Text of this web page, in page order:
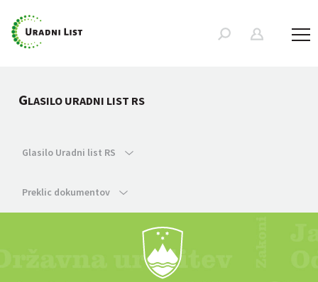
GLASILO URADNI LIST RS
Glasilo Uradni list RS
Preklic dokumentov